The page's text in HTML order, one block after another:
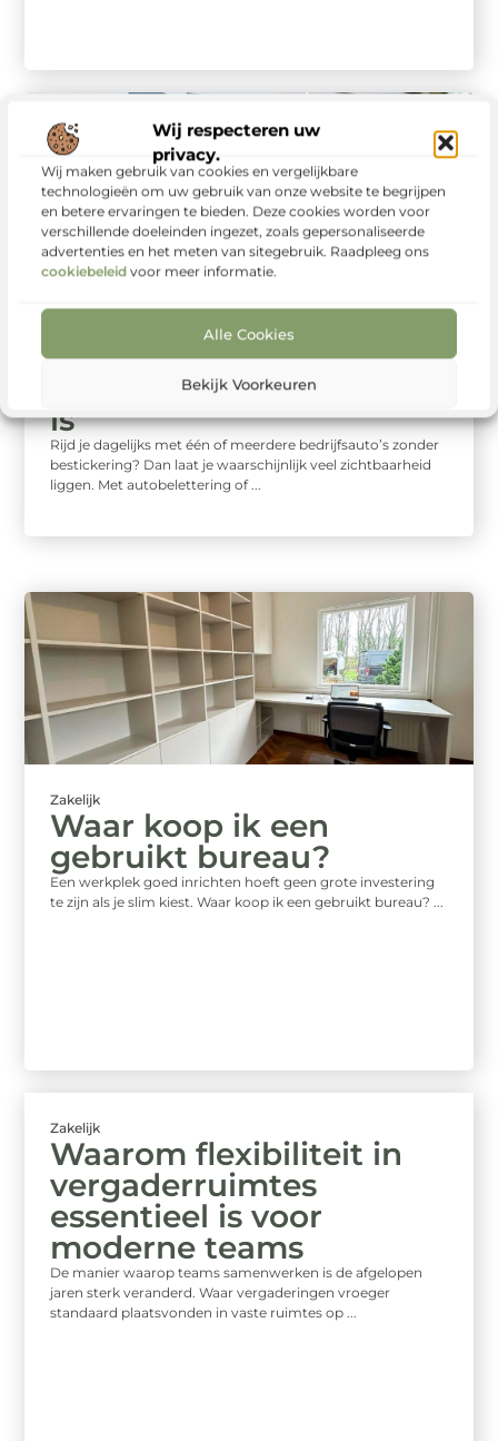
Wij respecteren uw
privacy.
Wij maken gebruik van cookies en vergelijkbare
technologieën om uw gebruik van onze website te begrijpen
en betere ervaringen te bieden. Deze cookies worden voor
verschillende doeleinden ingezet, zoals gepersonaliseerde
advertenties en het meten van sitegebruik. Raadpleeg ons
cookiebeleid voor meer informatie.
Alle Cookies
Bekijk Voorkeuren
Waarom je bedrijfsauto
bestickeren een
verstandige investering
is
Rijd je dagelijks met één of meerdere bedrijfsauto’s zonder
bestickering? Dan laat je waarschijnlijk veel zichtbaarheid
liggen. Met autobelettering of ...
Zakelijk
Waar koop ik een
gebruikt bureau?
Een werkplek goed inrichten hoeft geen grote investering
te zijn als je slim kiest. Waar koop ik een gebruikt bureau? ...
Zakelijk
Waarom flexibiliteit in
vergaderruimtes
essentieel is voor
moderne teams
De manier waarop teams samenwerken is de afgelopen
jaren sterk veranderd. Waar vergaderingen vroeger
standaard plaatsvonden in vaste ruimtes op ...